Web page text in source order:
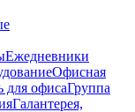
Ежедневники
Офисная
для офисаГруппа
Галантерея,